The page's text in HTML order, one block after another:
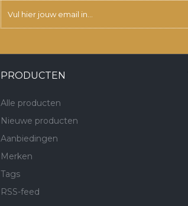
PRODUCTEN
Alle producten
Nieuwe producten
Aanbiedingen
Merken
Tags
RSS-feed